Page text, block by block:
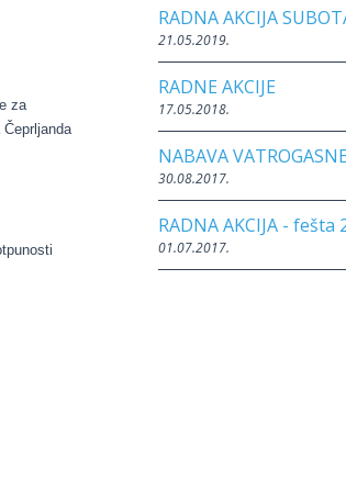
STORE
za
RADNA AKCIJA
21.05.2019.
RADNE AKCIJE
17.05.2018.
NABAVA
30.08.2017.
RADNA AKCIJA - fešta
01.07.2017.